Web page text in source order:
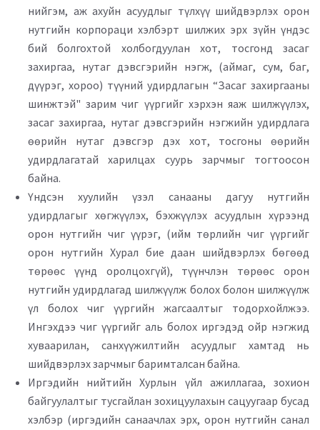
нийгэм, аж ахуйн асуудлыг түлхүү шийдвэрлэх орон
нутгийн корпораци хэлбэрт шилжих эрх зүйн үндэс
бий болгохтой холбогдуулан хот, тосгонд засаг
захиргаа, нутаг дэвсгэрийн нэгж, (аймаг, сум, баг,
дүүрэг, хороо) түүний удирдлагын “Засаг захиргааны
шинжтэй" зарим чиг үүргийг хэрхэн яаж шилжүүлэх,
засаг захиргаа, нутаг дэвсгэрийн нэгжийн удирдлага
өөрийн нутаг дэвсгэр дэх хот, тосгоны өөрийн
удирдлагатай харилцах суурь зарчмыг тогтоосон
байна.
Үндсэн хуулийн үзэл санааны дагуу нутгийн
удирдлагыг хөгжүүлэх, бэхжүүлэх асуудлын хүрээнд
орон нутгийн чиг үүрэг, (ийм төрлийн чиг үүргийг
орон нутгийн Хурал бие даан шийдвэрлэх бөгөөд
төрөөс үүнд оролцохгүй), түүнчлэн төрөөс орон
нутгийн удирдлагад шилжүүлж болох болон шилжүүлж
үл болох чиг үүргийн жагсаалтыг тодорхойлжээ.
Ингэхдээ чиг үүргийг аль болох иргэдэд ойр нэгжид
хуваарилан, санхүүжилтийн асуудлыг хамтад нь
шийдвэрлэх зарчмыг баримталсан байна.
Иргэдийн нийтийн Хурлын үйл ажиллагаа, зохион
байгуулалтыг тусгайлан зохицуулахын сацуугаар бусад
хэлбэр (иргэдийн санаачлах эрх, орон нутгийн санал